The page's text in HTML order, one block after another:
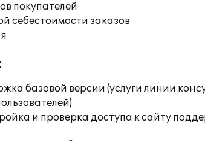
покупателей
себестоимости заказов
базовой версии (услуги линии
и проверка доступа к сайту